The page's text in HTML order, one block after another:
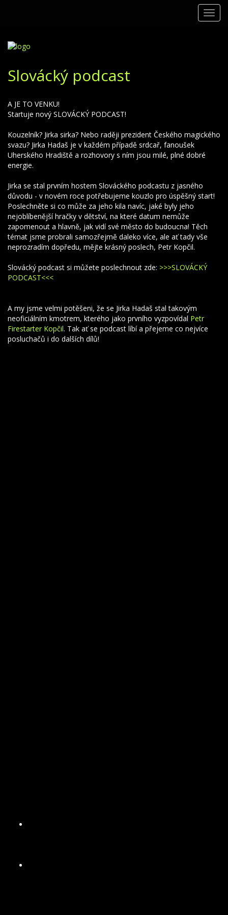
Slovácký podcast
A JE TO VENKU!
Startuje nový SLOVÁCKÝ PODCAST!
Kouzelník? Jirka sirka? Nebo raději prezident Českého magického
svazu? Jirka Hadaš je v každém případě srdcař, fanoušek
Uherského Hradiště a rozhovory s ním jsou milé, plné dobré
energie.
Jirka se stal prvním hostem Slováckého podcastu z jasného
důvodu - v novém roce potřebujeme kouzlo pro úspěšný start!
Poslechněte si co může za jeho kila navíc, jaké byly jeho
nejoblíbenější hračky v dětství, na které datum nemůže
zapomenout a hlavně, jak vidí své město do budoucna! Těch
témat jsme probrali samozřejmě daleko více, ale ať tady vše
neprozradím dopředu, mějte krásný poslech, Petr Kopčil.
Slovácký podcast si můžete poslechnout zde: >>>SLOVÁCKÝ
PODCAST<<<
A my jsme velmi potěšeni, že se Jirka Hadaš stal takovým
neoficiálním kmotrem, kterého jako prvního vyzpovídal Petr
Firestarter Kopčil. Tak ať se podcast líbí a přejeme co nejvíce
posluchačů i do dalších dílů!